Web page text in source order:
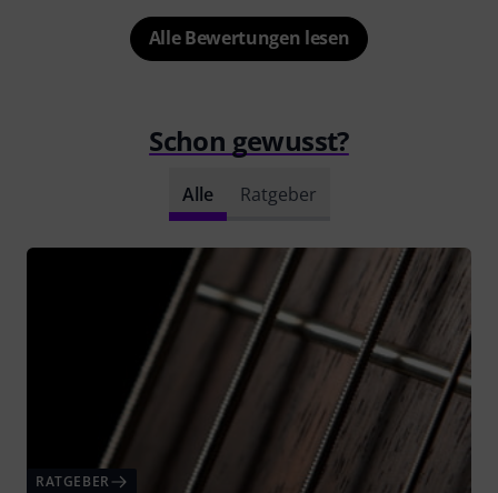
Alle Bewertungen lesen
Schon gewusst?
Alle Ratgeber
RATGEBER